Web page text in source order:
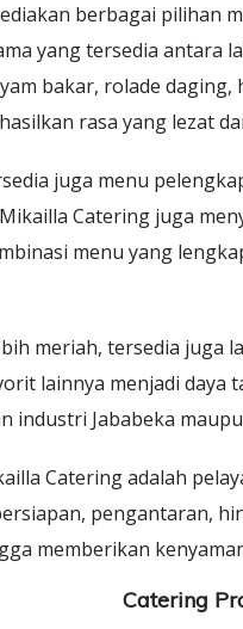
berbagai pilihan
yang tersedia antara
bakar, rolade
rasa yang lezat
juga menu
Catering juga
menu yang
meriah, tersedia juga
lainnya menjadi
industri Jababeka
Catering adalah
pengantaran,
memberikan
Catering